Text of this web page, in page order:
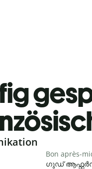
Bon après-
ഗുഡ്